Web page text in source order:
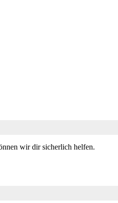
wir dir sicherlich helfen.